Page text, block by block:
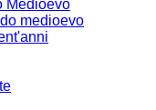
Medioevo
medioevo